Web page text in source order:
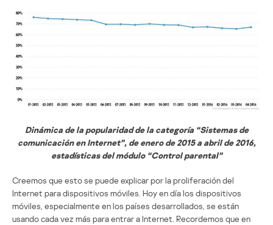
Dinámica de la popularidad de la categoría “Sistemas de
comunicación en Internet”, de enero de 2015 a abril de 2016,
estadísticas del módulo “Control parental”
Creemos que esto se puede explicar por la proliferación del
Internet para dispositivos móviles. Hoy en día los dispositivos
móviles, especialmente en los países desarrollados, se están
usando cada vez más para entrar a Internet. Recordemos que en